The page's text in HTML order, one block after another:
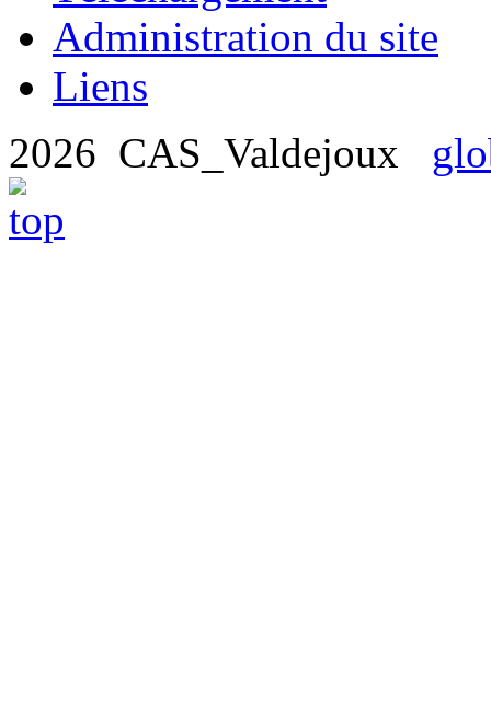
Administration du site
Liens
2026 CAS_Valdejoux